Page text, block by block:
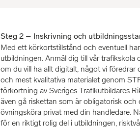
Steg 2 – Inskrivning och
Med ett körkortstillstånd och eventuell
utbildningen. Anmäl dig till vår trafikskola
om du vill ha allt digitalt, något vi
och mest kvalitativa materialet genom
förkortning av Sveriges Trafikutbildares
även gå riskettan som är obligatorisk
övningsköra privat med din handledare.
för en riktigt rolig del i utbildningen,